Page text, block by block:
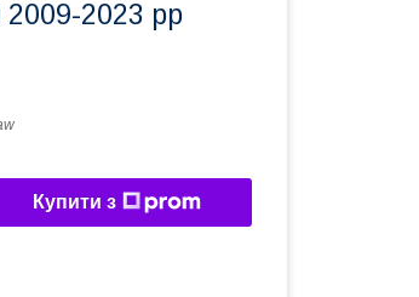
2009-2023 рр
Купити з